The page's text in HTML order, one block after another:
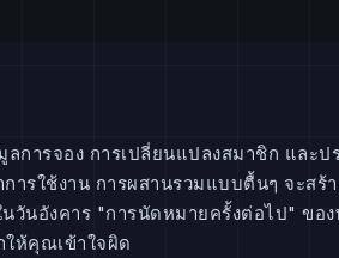
ารจอง การเปลี่ยนแปลงสมาชิก และป
ารใช้งาน การผสานรวมแบบตื้นๆ จะส
วันอังคาร "การนัดหมายครั้งต่อไป" ข
ห้คุณเข้าใจผิด